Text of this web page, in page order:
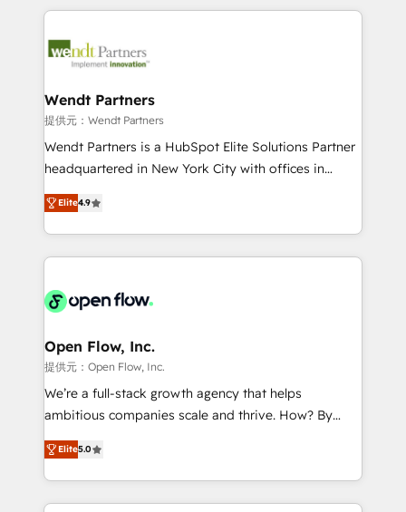
Integrations; complex builds delivered in weeks, not
workflows; automation agents; process optimization
Healthcare: HIPAA implementations; secure data
workflows 💼 Financial Services: compliant
workflows; audit-ready reporting ⚖️ Legal: client
intake; pipeline and document workflows 🛒 E-
revenue automation 🏢 Real Estate: deal pipelines;
portfolio and lifecycle management 🏭
HIPAA-aware; CASL-compliant; GDPR-ready
implementations where required 💡 Why 500+
built to scale.
Wendt Partners
提供元：Wendt Partners
Wendt Partners is a HubSpot Elite Solutions Partner
headquartered in New York City with offices in
Toronto, London and Melbourne. As a global
HubSpot partner, we specialize in working with
sophisticated B2B companies to implement the
HubSpot CRM platform across client organizations.
industrial/manufacturing, professional services,
distribution, commercial real estate, technology,
finserv/fintech, IT managed services, transportation
& logistics, energy/solar, staffing and recruiting,
media, healthcare and government contractors. Our
Technical Solutions, Enablement Solutions, Digital
Solutions and Growth Solutions. As a fully
Elite4.9
Open Flow, Inc.
提供元：Open Flow, Inc.
We’re a full-stack growth agency that helps
ambitious companies scale and thrive. How? By
upgrading and streamlining every single revenue-
generating aspect of your business. We’re proud
HubSpot Elite Solutions Partners and devout CRM
nerds who can harness HubSpot’s custom digital
Elite5.0